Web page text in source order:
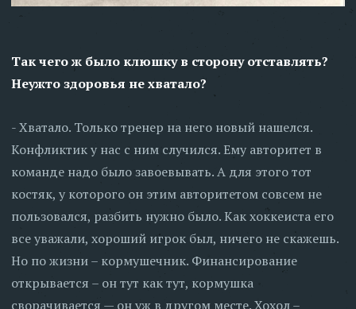
Так чего ж было клюшку в сторону отставлять?
Неужто здоровья не хватало?
- Хватало. Только тренер на него новый нашелся.
Конфликтик у нас с ним случился. Ему авторитет в
команде надо было завоевывать. А для этого тот
костяк, у которого он этим авторитетом совсем не
пользовался, разбить нужно было. Как хоккеиста его
все уважали, хороший игрок был, ничего не скажешь.
Но по жизни – кормушечник. Финансирование
открывается – он тут как тут, кормушка
сворачивается — он уж в другом месте. Хохол –